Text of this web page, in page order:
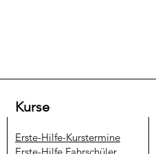
Kurse
Erste-Hilfe-Kurstermine